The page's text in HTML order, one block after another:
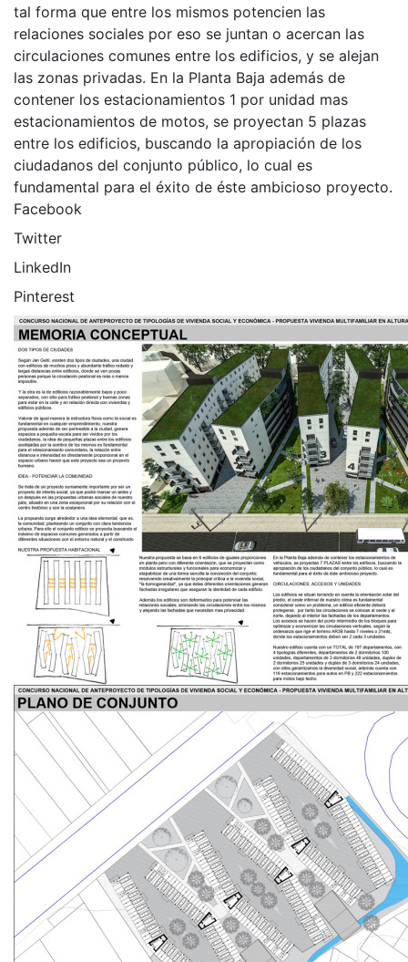
tal forma que entre los mismos potencien las
relaciones sociales por eso se juntan o acercan las
circulaciones comunes entre los edificios, y se alejan
las zonas privadas. En la Planta Baja además de
contener los estacionamientos 1 por unidad mas
estacionamientos de motos, se proyectan 5 plazas
entre los edificios, buscando la apropiación de los
ciudadanos del conjunto público, lo cual es
fundamental para el éxito de éste ambicioso proyecto.
Facebook
Twitter
LinkedIn
Pinterest